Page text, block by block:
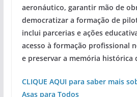
aeronáutico, garantir mão de
democratizar a formação de
inclui parcerias e ações
acesso à formação profissional
e preservar a memória histórica
CLIQUE AQUI para saber mais
Asas para Todos